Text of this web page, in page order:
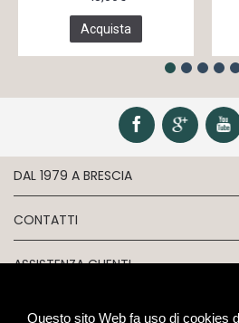
Questo sito Web fa uso di cookies
Acquista
DAL 1979 A BRESCIA
CONTATTI
ASSISTENZA CLIENTI
INFORMATION